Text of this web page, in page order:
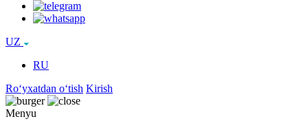
UZ
RU
Roʻyxatdan oʻtish Kirish
Menyu